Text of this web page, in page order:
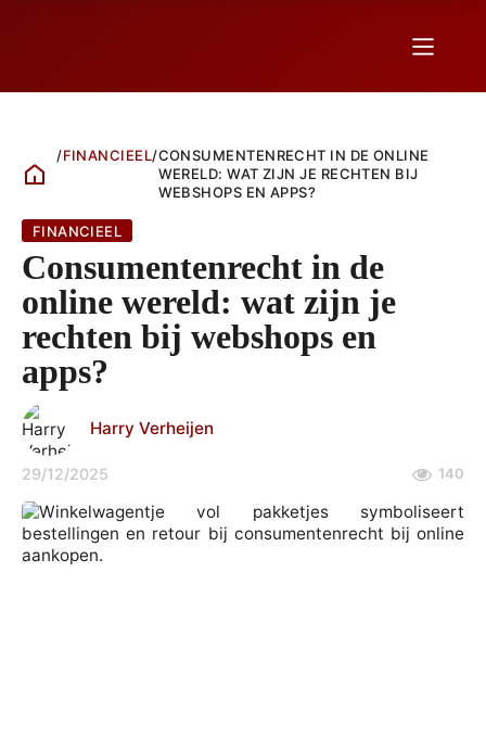
/FINANCIEEL/CONSUMENTENRECHT IN DE ONLINE
WERELD: WAT ZIJN JE RECHTEN BIJ
WEBSHOPS EN APPS?
FINANCIEEL
Consumentenrecht in de
online wereld: wat zijn je
rechten bij webshops en
apps?
Harry Verheijen
29/12/2025 140